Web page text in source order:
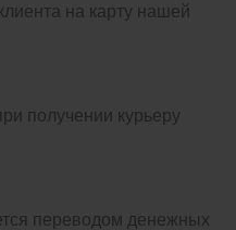
на карту нашей
получении курьеру
переводом денежных